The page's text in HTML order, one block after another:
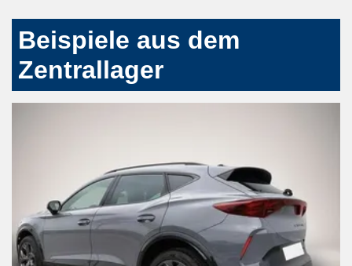
Beispiele aus dem
Zentrallager